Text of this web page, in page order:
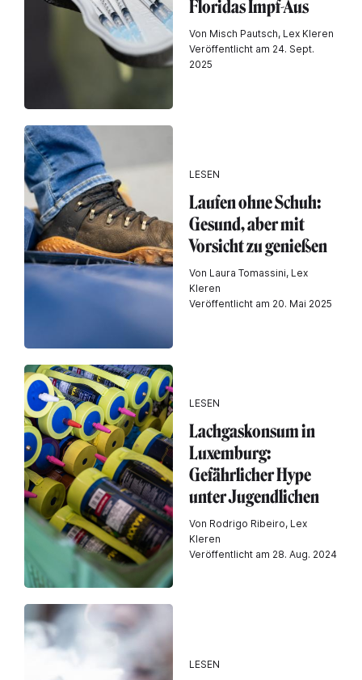
Floridas Impf-Aus
Von Misch Pautsch, Lex Kleren
Veröffentlicht am 24. Sept.
2025
LESEN
Laufen ohne Schuh:
Gesund, aber mit
Vorsicht zu genießen
Von Laura Tomassini, Lex
Kleren
Veröffentlicht am 20. Mai 2025
LESEN
Lachgaskonsum in
Luxemburg:
Gefährlicher Hype
unter Jugendlichen
Von Rodrigo Ribeiro, Lex
Kleren
Veröffentlicht am 28. Aug. 2024
LESEN